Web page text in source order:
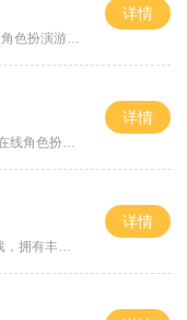
新开传奇中变sf，作为一款经典的2D角色扮演游戏，一直以来都备受玩家们的热爱和追捧。这款游戏以其万人在线以及玩家之间的互动而闻名，给玩家们带来了全新的游戏体验。传奇是一
详情
新开传奇176网站是一款热门的多人在线角色扮演游戏。在这个游戏中，玩家可以选择不同的职业，与其他玩家一起冒险、战斗、探索，体验丰富的游戏内容。本文将介绍新开传奇176网站
详情
《sf9994》是一款经典的2D传奇游戏，拥有丰富的角色扮演元素。作为一款万人在线的游戏，玩家可以与其他玩家进行互动，并在主城中展开各种活动。《sf9994》以其独特的玩法和精彩的剧
详情